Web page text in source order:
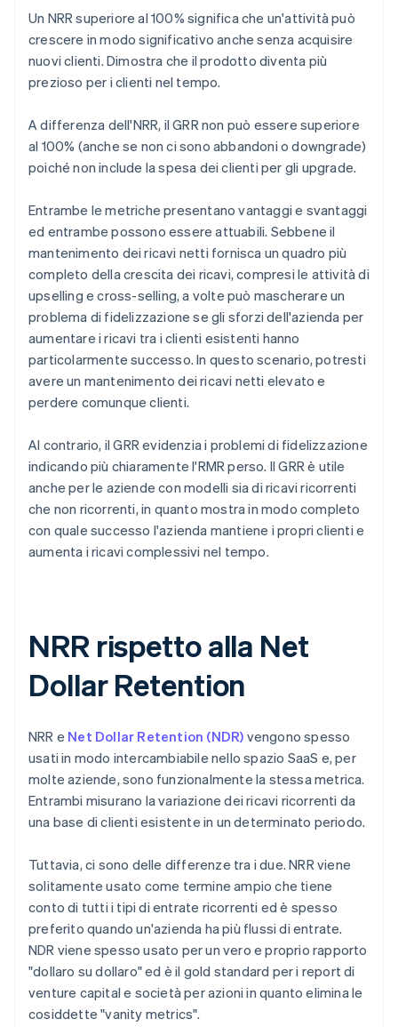
Un NRR superiore al 100% significa che un'attività può
crescere in modo significativo anche senza acquisire
nuovi clienti. Dimostra che il prodotto diventa più
prezioso per i clienti nel tempo.
A differenza dell'NRR, il GRR non può essere superiore
al 100% (anche se non ci sono abbandoni o downgrade)
poiché non include la spesa dei clienti per gli upgrade.
Entrambe le metriche presentano vantaggi e svantaggi
ed entrambe possono essere attuabili. Sebbene il
mantenimento dei ricavi netti fornisca un quadro più
completo della crescita dei ricavi, compresi le attività di
upselling e cross-selling, a volte può mascherare un
problema di fidelizzazione se gli sforzi dell'azienda per
aumentare i ricavi tra i clienti esistenti hanno
particolarmente successo. In questo scenario, potresti
avere un mantenimento dei ricavi netti elevato e
perdere comunque clienti.
Al contrario, il GRR evidenzia i problemi di fidelizzazione
indicando più chiaramente l'RMR perso. Il GRR è utile
anche per le aziende con modelli sia di ricavi ricorrenti
che non ricorrenti, in quanto mostra in modo completo
con quale successo l'azienda mantiene i propri clienti e
aumenta i ricavi complessivi nel tempo.
NRR rispetto alla Net
Dollar Retention
NRR e Net Dollar Retention (NDR) vengono spesso
usati in modo intercambiabile nello spazio SaaS e, per
molte aziende, sono funzionalmente la stessa metrica.
Entrambi misurano la variazione dei ricavi ricorrenti da
una base di clienti esistente in un determinato periodo.
Tuttavia, ci sono delle differenze tra i due. NRR viene
solitamente usato come termine ampio che tiene
conto di tutti i tipi di entrate ricorrenti ed è spesso
preferito quando un'azienda ha più flussi di entrate.
NDR viene spesso usato per un vero e proprio rapporto
"dollaro su dollaro" ed è il gold standard per i report di
venture capital e società per azioni in quanto elimina le
cosiddette "vanity metrics".